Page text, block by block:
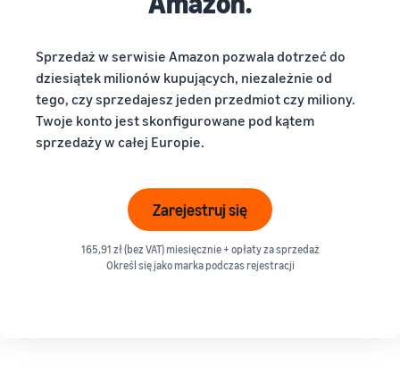
dziesiątek milionów kupujących, niezależnie od
tego, czy sprzedajesz jeden przedmiot czy miliony.
Twoje konto jest skonfigurowane pod kątem
sprzedaży w całej Europie.
Zarejestruj się
165,91 zł (bez VAT) miesięcznie + opłaty za sprzedaż
Określ się jako marka podczas rejestracji